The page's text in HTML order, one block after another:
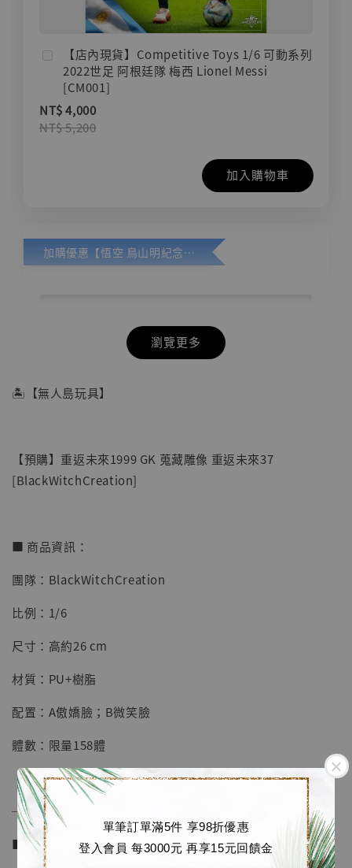
單筆訂單滿5件 享98折優惠
登入會員 每3000元 再享15元回饋金
【店內現貨】Competitive Toys 1/6 可動系列
2022世足 阿根廷隊 梅西 Lionel Messi
[CM001]
NT$ 4,000
NT$ 5,200
加入購物車
加購優惠【悟空 鳥山明紀念款 [奇蹟工作室]】
【店內現貨】七龍珠 系列蒐藏雕像 悟空 鳥山
明紀念款 [奇蹟工作室]
NT$ 5,580
加購優惠【海賊王 布魯克達摩 [7STARS Studio]】
瀏覽更多
🏝【無人島玩具】
【預購】重返未來1999 GK 蒐藏雕像 重返未來37
[BlackWitchCreation]
■ 商品資訊：
團隊：BlackWitchCreation
比例：1/6
尺寸：高約26 cm
材質：PU+樹脂
配置：A傲嬌臉；B微笑臉
體數：限量158體
──────────────
■ 販售資訊 (NT$)：